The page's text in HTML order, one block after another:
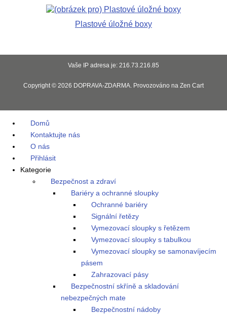
Plastové úložné boxy
Vaše IP adresa je: 216.73.216.85
Copyright © 2026 DOPRAVA-ZDARMA. Provozováno na Zen Cart
Domů
Kontaktujte nás
O nás
Přihlásit
Kategorie
Bezpečnost a zdraví
Bariéry a ochranné sloupky
Ochranné bariéry
Signální řetězy
Vymezovací sloupky s řetězem
Vymezovací sloupky s tabulkou
Vymezovací sloupky se samonavíjecím
pásem
Zahrazovací pásy
Bezpečnostní skříně a skladování
nebezpečných mate
Bezpečnostní nádoby